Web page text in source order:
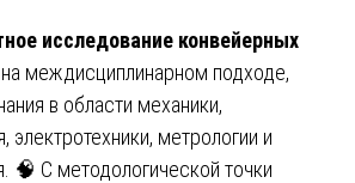
исследование конвейерных
междисциплинарном подходе,
в области механики,
электротехники, метрологии и
🧠 С методологической точки